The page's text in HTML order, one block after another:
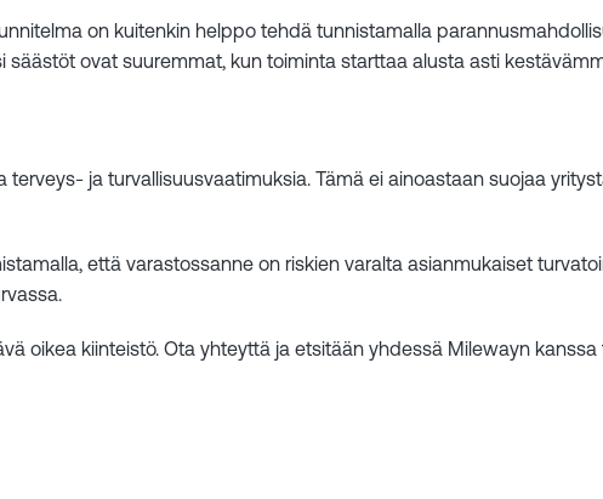
on kuitenkin helppo tehdä tunnistamalla
ovat suuremmat, kun toiminta starttaa alusta asti
ja turvallisuusvaatimuksia. Tämä ei ainoastaan suojaa
että varastossanne on riskien varalta asianmukaiset
oikea kiinteistö. Ota yhteyttä ja etsitään yhdessä Milewayn